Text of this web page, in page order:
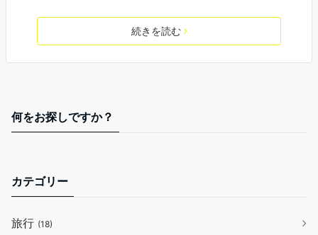
続きを読む
何をお探しですか？
カテゴリー
旅行 (18)